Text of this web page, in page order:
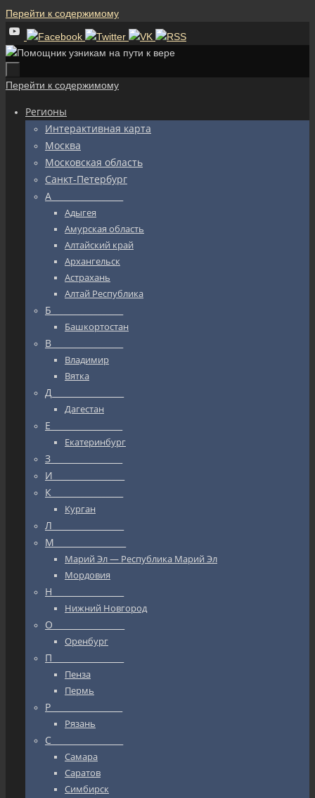
Перейти к содержимому
Перейти к содержимому
Регионы
Интерактивная карта
Москва
Московская область
Санкт-Петербург
А_________________
Адыгея
Амурская область
Алтайский край
Архангельск
Астрахань
Алтай Республика
Б_________________
Башкортостан
В_________________
Владимир
Вятка
Д_________________
Дагестан
Е_________________
Екатеринбург
З_________________
И_________________
К_________________
Курган
Л_________________
М_________________
Марий Эл — Республика Марий Эл
Мордовия
Н_________________
Нижний Новгород
О_________________
Оренбург
П_________________
Пенза
Пермь
Р_________________
Рязань
С_________________
Самара
Саратов
Симбирск